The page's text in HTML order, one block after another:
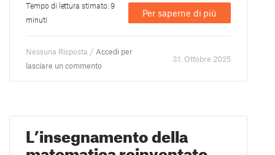
Tempo di lettura stimato: 9
minuti
Per saperne di più
Nessuna Risposta / Accedi per
lasciare un commento
31. Ottobre 2025
L’insegnamento della